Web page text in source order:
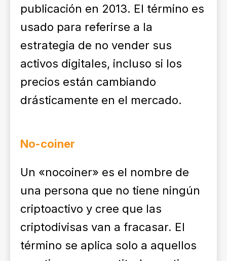
publicación en 2013. El término es
usado para referirse a la
estrategia de no vender sus
activos digitales, incluso si los
precios están cambiando
drásticamente en el mercado.
No-coiner
Un «nocoiner» es el nombre de
una persona que no tiene ningún
criptoactivo y cree que las
criptodivisas van a fracasar. El
término se aplica solo a aquellos